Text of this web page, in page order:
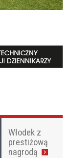
Włodek z
prestiżową
nagrodą